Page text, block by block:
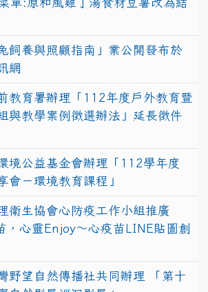
飼養與照顧指南」業公開發布於
網
教育署辦理「112年度戶外教育暨
與教學案例徵選辦法」延長徵件
境公益基金會辦理「112學年度
會－環境教育課程」
衛生協會心防疫工作小組推廣
，心靈Enjoy〜心疫苗LINE貼圖創
野望自然傳播社共同辦理 「第十